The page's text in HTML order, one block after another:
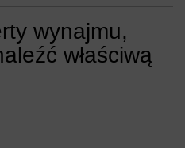
wynajmu,
właściwą